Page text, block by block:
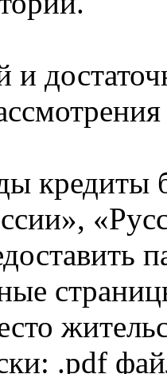
кредиты
.pdf